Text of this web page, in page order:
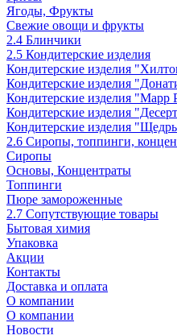
Ягоды, Фрукты
Свежие овощи и фрукты
2.4 Блинчики
2.5 Кондитерские изделия
Кондитерские изделия
Кондитерские изделия
Кондитерские изделия "Марр
Кондитерские изделия
Кондитерские изделия
2.6 Сиропы, топпинги,
Сиропы
Основы, Концентраты
Топпинги
Пюре замороженные
2.7 Сопутствующие товары
Бытовая химия
Упаковка
Акции
Контакты
Доставка и оплата
О компании
О компании
Новости